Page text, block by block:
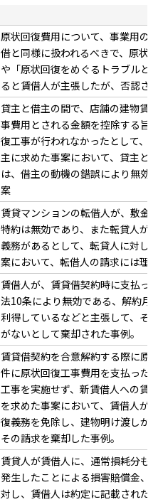
原状回復費用について、事業用の
借と同様に扱われるべきで、原状
や「原状回復をめぐるトラブルと
ると賃借人が主張したが、否認さ
貸主と借主の間で、店舗の建物賃
事費用とされる金額を控除する旨
復工事が行われなかったとして、
主に求めた事案において、貸主と
は、借主の動機の錯誤により無効
案
賃貸マンションの転借人が、敷金
特約は無効であり、また転貸人が
義務があるとして、転貸人に対し
案において、転借人の請求には理
賃借人が、賃貸借契約時に支払っ
法10条により無効である、解約月
利得しているなどと主張して、そ
がないとして棄却された事例。
賃貸借契約を合意解約する際に原
件に原状回復工事費用を支払った
工事を実施せず、新賃借人への賃
を求めた事案において、賃借人が
復義務を免除し、建物明け渡しが
その請求を棄却した事例。
賃貸人が賃借人に、通常損耗分も
発生したことによる損害賠償金、
対し、賃借人は約定に記載された